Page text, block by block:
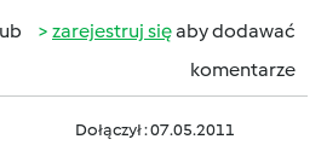
zarejestruj sięaby dodawać
komentarze
Dołączył : 07.05.2011